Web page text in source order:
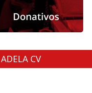
CV